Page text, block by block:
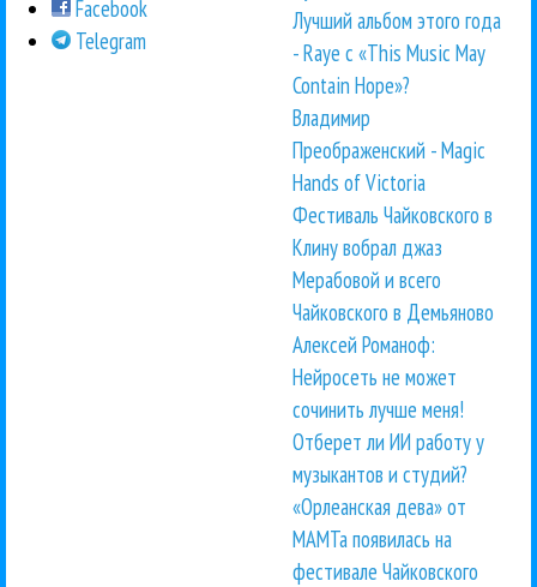
Facebook
Telegram
Лучший альбом этого года
- Raye с «This Music May
Contain Hope»?
Владимир
Преображенский - Magic
Hands of Victoria
Фестиваль Чайковского в
Клину вобрал джаз
Мерабовой и всего
Чайковского в Демьяново
Алексей Романоф:
Нейросеть не может
сочинить лучше меня!
Отберет ли ИИ работу у
музыкантов и студий?
«Орлеанская дева» от
МАМТа появилась на
фестивале Чайковского